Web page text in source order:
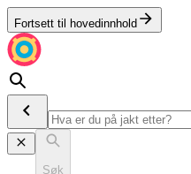
Fortsett til hovedinnhold
Søk